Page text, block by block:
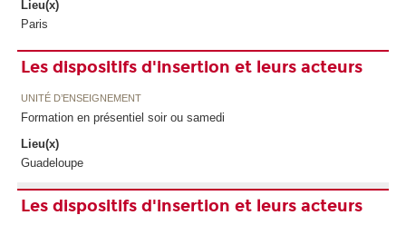
Lieu(x)
Paris
Les dispositifs d'insertion et leurs acteurs
UNITÉ D’ENSEIGNEMENT
Formation en présentiel soir ou samedi
Lieu(x)
Guadeloupe
Les dispositifs d'insertion et leurs acteurs